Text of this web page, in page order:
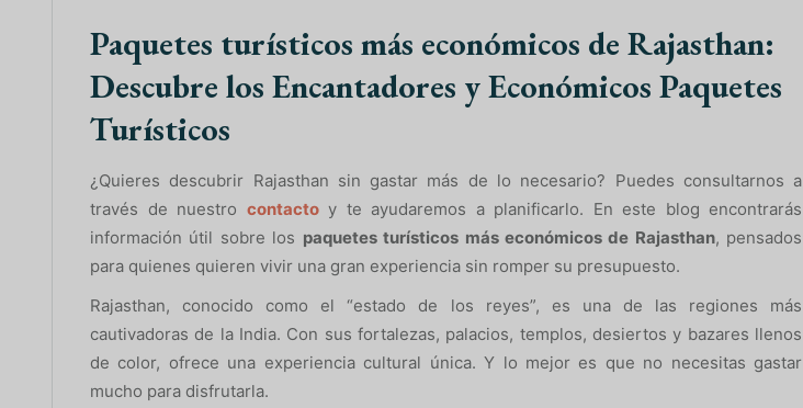
Paquetes turísticos más económicos de Rajasthan:
Descubre los Encantadores y Económicos Paquetes
Turísticos
¿Quieres descubrir Rajasthan sin gastar más de lo necesario? Puedes consultarnos a
través de nuestro contactoy te ayudaremos a planificarlo. En este blog encontrarás
información útil sobre los paquetes turísticos más económicos de Rajasthan, pensados
para quienes quieren vivir una gran experiencia sin romper su presupuesto.
Rajasthan, conocido como el “estado de los reyes”, es una de las regiones más
cautivadoras de la India. Con sus fortalezas, palacios, templos, desiertos y bazares llenos
de color, ofrece una experiencia cultural única. Y lo mejor es que no necesitas gastar
mucho para disfrutarla.